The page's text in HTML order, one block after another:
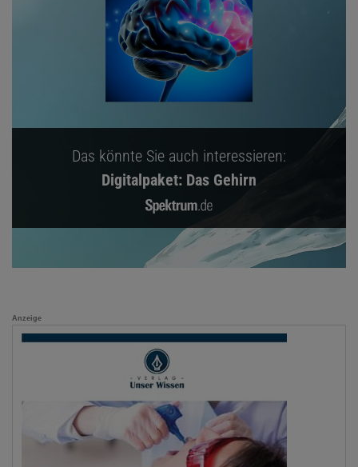
Das könnte Sie auch interessieren:
Digitalpaket: Das Gehirn
Anzeige